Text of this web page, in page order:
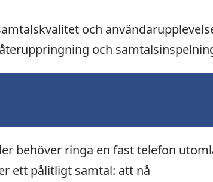
och
och
behöver ringa en fast telefon
ett pålitligt samtal: att nå